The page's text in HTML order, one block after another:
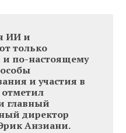
ИИ и
только
и по-настоящему
и участия в
отметил
главный
директор
Анзиани.